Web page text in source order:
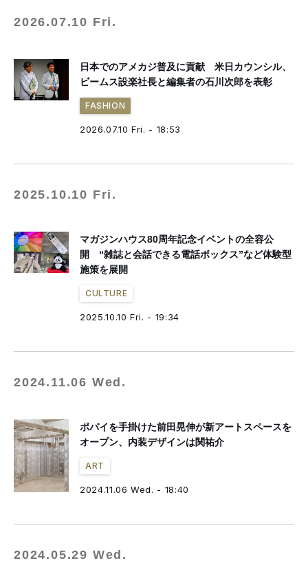
2026.07.10 Fri.
日本でのアメカジ普及に貢献 米日カウンシル、
ビームス設楽社長と編集者の石川次郎を表彰
FASHION
2026.07.10 Fri. - 18:53
2025.10.10 Fri.
マガジンハウス80周年記念イベントの全容公
開 “雑誌と会話できる電話ボックス”など体験型
施策を展開
CULTURE
2025.10.10 Fri. - 19:34
2024.11.06 Wed.
ポパイを手掛けた前田晃伸が新アートスペースを
オープン、内装デザインは関祐介
ART
2024.11.06 Wed. - 18:40
2024.05.29 Wed.